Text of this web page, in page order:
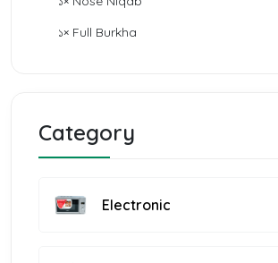
১× Full Burkha
Category
Electronic